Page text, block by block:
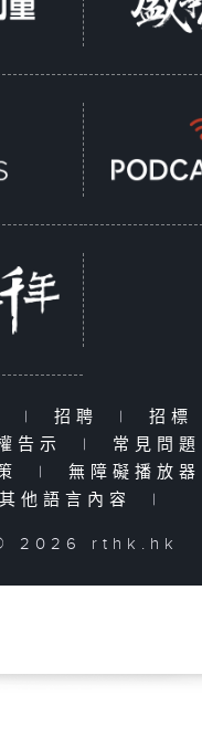
| 招聘 | 招標
告示
| 常見問題
| 無障礙播放器
其他語言內容
|
2026 rthk.hk